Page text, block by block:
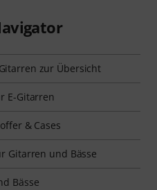
zur Übersicht
E-Gitarren
& Cases
Gitarren und Bässe
Bässe